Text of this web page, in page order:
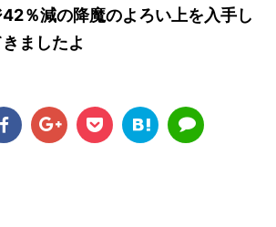
42％減の降魔のよろい上を入手し
ましたよ